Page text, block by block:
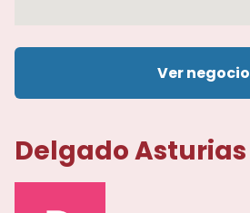
Ver negocio
Delgado Asturias